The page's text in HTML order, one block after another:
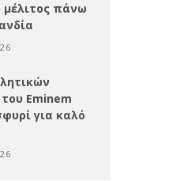
μέλιτος πάνω
Eminem
για καλό